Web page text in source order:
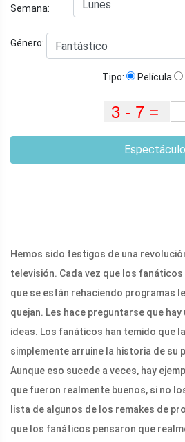
MILAGROSAMENTE
HICIERON -
ANUNCIO
POR
Semana:
Género:
Tipo: Película
Espectáculo
Hemos sido testigos de una
televisión. Cada vez que los
que se están rehaciendo programas
quejan. Les hace preguntarse que hay
ideas. Los fanáticos han temido que
simplemente arruine la historia de su
Aunque eso sucede a veces, hay
que fueron realmente buenos, si no
lista de algunos de los remakes de
que los fanáticos pensaron que